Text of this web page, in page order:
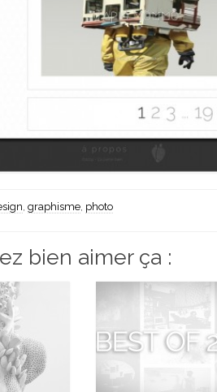
graphisme photo
bien aimer ça :